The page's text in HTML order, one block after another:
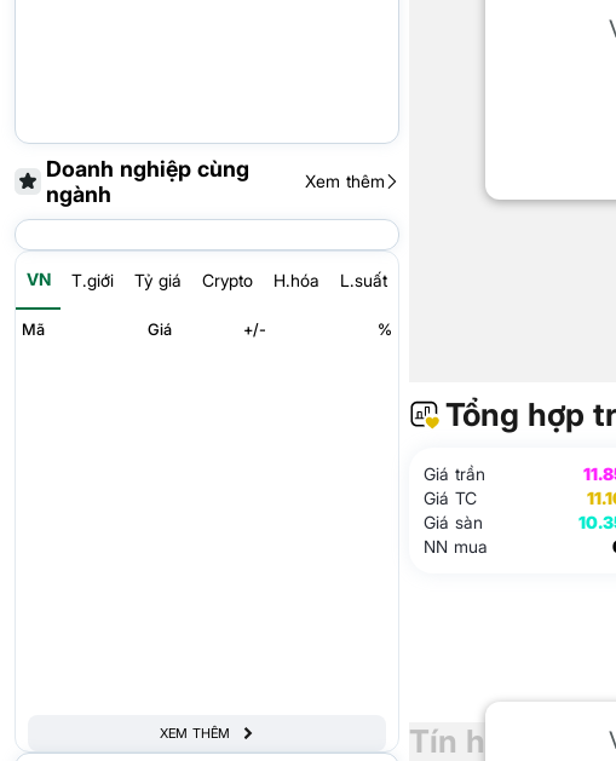
Doanh nghiệp cùng
ngành
Xem thêm
VN T.giới Tỷ giá Crypto H.hóa L.suất
Mã Giá +/- %
XEM THÊM
Tổng hợp
Giá trần
Giá TC
Giá sàn
NN mua
Tín hiệu kỹ